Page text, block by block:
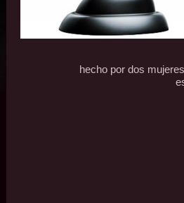
hecho por dos